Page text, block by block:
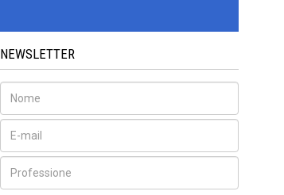
NEWSLETTER